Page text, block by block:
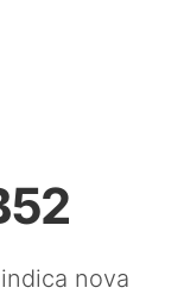
nova